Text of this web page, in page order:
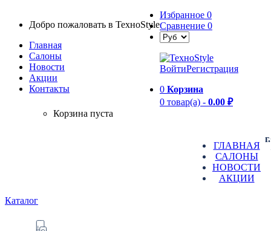
Добро пожаловать в TexноStyle
Главная
Салоны
Новости
Aкции
Контакты
Избранное 0
Сравнение 0
ВойтиРегистрация
0 Корзина
0 товар(а) - 0.00 ₽
Корзина пуста
ГЛАВНАЯ
САЛОНЫ
НОВОСТИ
АКЦИИ
Каталог